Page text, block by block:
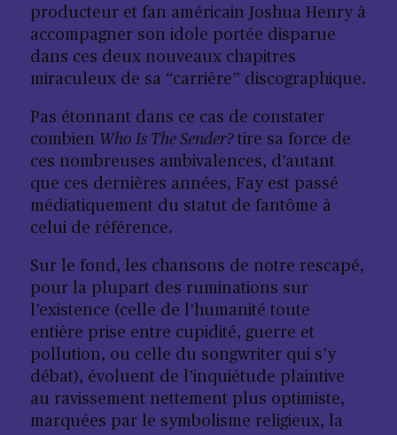
producteur et fan américain Joshua Henry à
accompagner son idole portée disparue
dans ces deux nouveaux chapitres
miraculeux de sa “carrière” discographique.
Pas étonnant dans ce cas de constater
combien Who Is The Sender? tire sa force de
ces nombreuses ambivalences, d’autant
que ces dernières années, Fay est passé
médiatiquement du statut de fantôme à
celui de référence.
Sur le fond, les chansons de notre rescapé,
pour la plupart des ruminations sur
l’existence (celle de l’humanité toute
entière prise entre cupidité, guerre et
pollution, ou celle du songwriter qui s’y
débat), évoluent de l’inquiétude plaintive
au ravissement nettement plus optimiste,
marquées par le symbolisme religieux, la